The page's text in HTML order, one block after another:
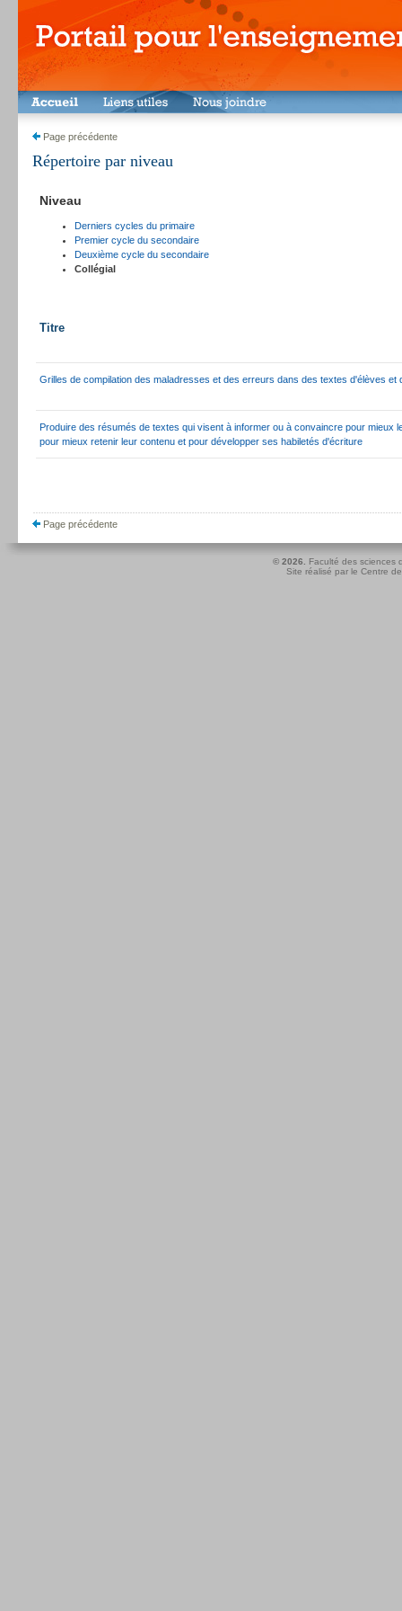
Page précédente
Répertoire par niveau
Niveau
Derniers cycles du primaire
Premier cycle du secondaire
Deuxième cycle du secondaire
Collégial
Titre
Grilles de compilation des maladresses et des erreurs dans des textes d'élèves et
Produire des résumés de textes qui visent à informer ou à convaincre pour mieux
pour mieux retenir leur contenu et pour développer ses habiletés d'écriture
Page précédente
© 2026.
Faculté des sciences
Site réalisé par le Centre